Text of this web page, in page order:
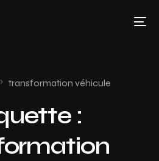
transformation véhicule
: